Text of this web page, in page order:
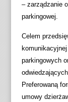
– zarządzanie
parkingowej.
Celem
parkingowych
Preferowaną
umowy